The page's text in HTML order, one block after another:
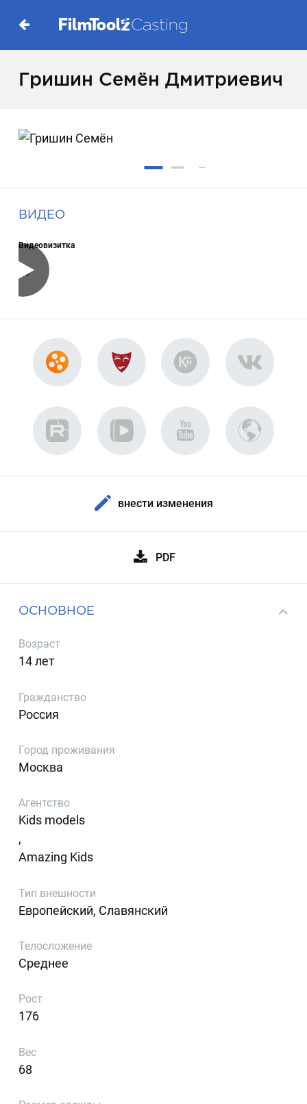
Гришин Семён Дмитриевич
ВИДЕО
Видеовизитка
внести изменения
PDF
ОСНОВНОЕ
Возраст
14 лет
Гражданство
Россия
Город проживания
Москва
Агентство
Kids models
,
Amazing Kids
Тип внешности
Европейский, Славянский
Телосложение
Среднее
Рост
176
Вес
68